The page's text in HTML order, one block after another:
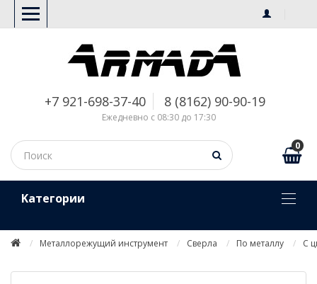
+7 921-698-37-40 8 (8162) 90-90-19
Ежедневно с 08:30 до 17:30
0
Kатегории
Металлорежущий инструмент Сверла По металлу С